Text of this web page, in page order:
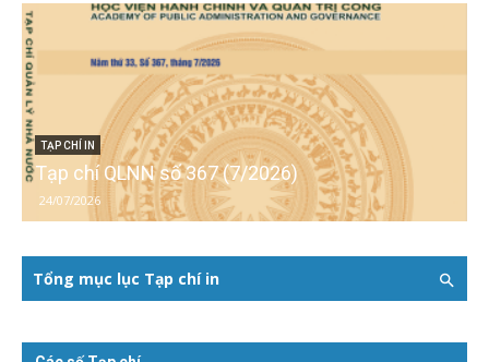
TẠP CHÍ IN
Tạp chí QLNN số 367 (7/2026)
24/07/2026
Tổng mục lục Tạp chí in